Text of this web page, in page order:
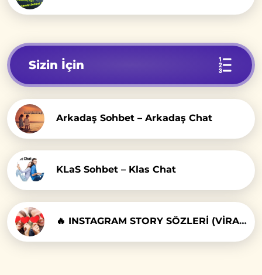
Sizin İçin
Arkadaş Sohbet – Arkadaş Chat
KLaS Sohbet – Klas Chat
🔥 INSTAGRAM STORY SÖZLERİ (VİRAL LİSTE)